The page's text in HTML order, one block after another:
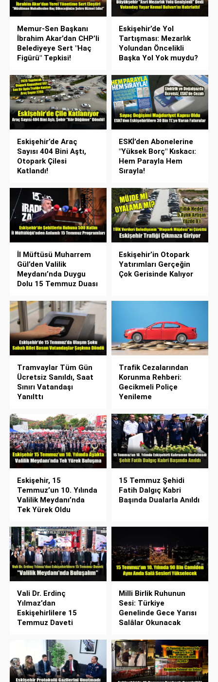
Memur-Sen Başkanı
İbrahim Akar’dan CHP’li
Belediyeye Sert "Haç
Figürü" Tepkisi!
Eskişehir’de Yol
Tartışması: Mezarlık
Yolundan Öncelikli
Başka Yol Yok muydu?
Eskişehir’de Araç
Sayısı 404 Bini Aştı,
Otopark Çilesi
Katlandı!
ESKİ’den Abonelerine
"Yüksek Borç" Kıskacı:
Hem Parayla Hem
Sırayla!
İl Müftüsü Muharrem
Gül’den Valilik
Meydanı’nda Duygu
Dolu 15 Temmuz Duası
Eskişehir’in Otopark
Yatırımları Gerçeğin
Çok Gerisinde Kalıyor
Tramvaylar Tüm Gün
Ücretsiz Sanıldı, Saat
Sınırı Vatandaşı
Yanılttı
Trafik Cezalarından
Korunma Rehberi:
Gecikmeli Poliçe
Yenileme
Eskişehir, 15
Temmuz’un 10. Yılında
Valilik Meydanı’nda
Tek Yürek Oldu
15 Temmuz Şehidi
Fatih Dalgıç Kabri
Başında Dualarla Anıldı
Vali Dr. Erdinç
Yılmaz’dan
Eskişehirlilere 15
Temmuz Daveti
Milli Birlik Ruhunun
Sesi: Türkiye
Genelinde Gece Yarısı
Salâlar Okunacak